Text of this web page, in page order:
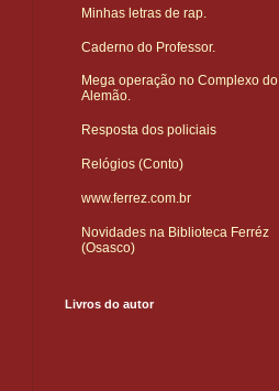
Minhas letras de rap.
Caderno do Professor.
Mega operação no Complexo do
Alemão.
Resposta dos policiais
Relógios (Conto)
www.ferrez.com.br
Novidades na Biblioteca Ferréz
(Osasco)
Livros do autor